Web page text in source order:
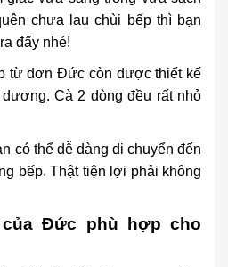
chưa lau chùi bếp thì bạn
đấy nhé!
từ đơn Đức còn được thiết kế
Cà 2 dòng đều rất nhỏ
có thể dễ dàng di chuyển đến
bếp. Thật tiện lợi phải không
Đức phù hợp cho